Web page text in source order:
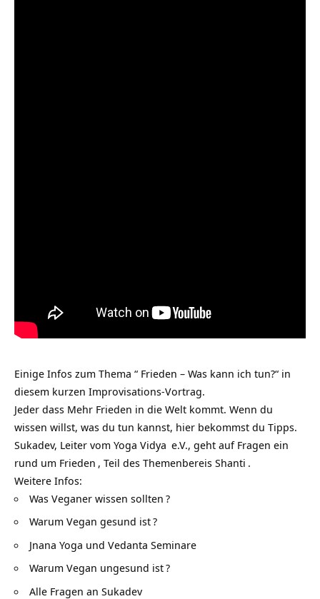
Einige Infos zum Thema “ Frieden – Was kann ich tun?“ in
diesem kurzen Improvisations-Vortrag.
Jeder dass Mehr Frieden in die Welt kommt. Wenn du
wissen willst, was du tun kannst, hier bekommst du Tipps.
Sukadev, Leiter vom Yoga Vidya e.V., geht auf Fragen ein
rund um Frieden , Teil des Themenbereis Shanti .
Weitere Infos:
Was Veganer wissen sollten ?
Warum Vegan gesund ist?
Jnana Yoga und Vedanta Seminare
Warum Vegan ungesund ist?
Alle Fragen an Sukadev